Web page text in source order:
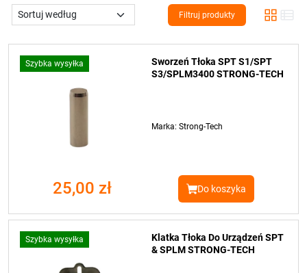
Filtruj produkty
Szybka wysyłka
Sworzeń Tłoka SPT S1/SPT
S3/SPLM3400 STRONG-TECH
Marka: Strong-Tech
25,00 zł Do koszyka
Szybka wysyłka
Klatka Tłoka Do Urządzeń SPT
& SPLM STRONG-TECH